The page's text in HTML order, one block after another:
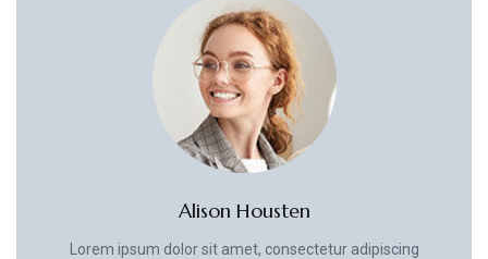
Alison Housten
Lorem ipsum dolor sit amet, consectetur adipiscing